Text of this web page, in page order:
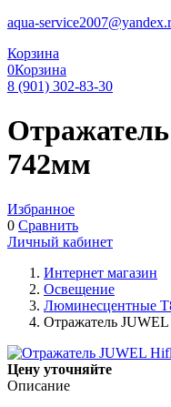
aqua-
Корзина
0Корзина
8 (901) 302-83-30
742мм
Избранное
0 Сравнить
Личный кабинет
Интернет магазин
Освещение
Люминесцентные
Отражатель
Цену уточняйте
Описание